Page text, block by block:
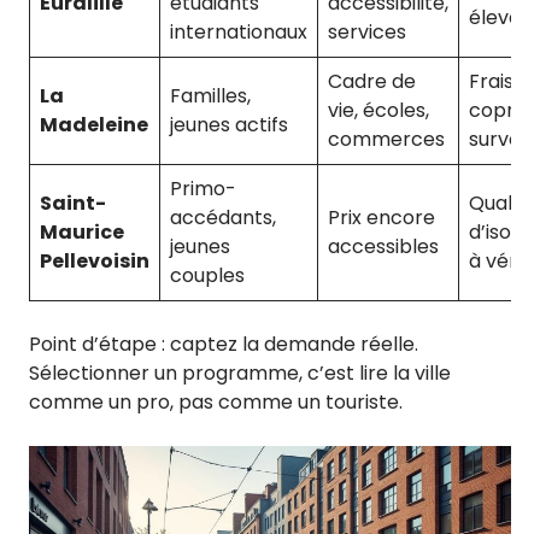
internationaux
services
élevés
La
Madeleine
Familles,
jeunes actifs
Cadre de
vie, écoles,
commerces
Frais
copro
Saint-
Maurice
Pellevoisin
Primo-
accédants,
jeunes
couples
Prix encore
accessibles
Qualité
à
Point d’étape : captez la demande réelle.
Sélectionner un programme, c’est lire la ville
comme un pro, pas comme un touriste.